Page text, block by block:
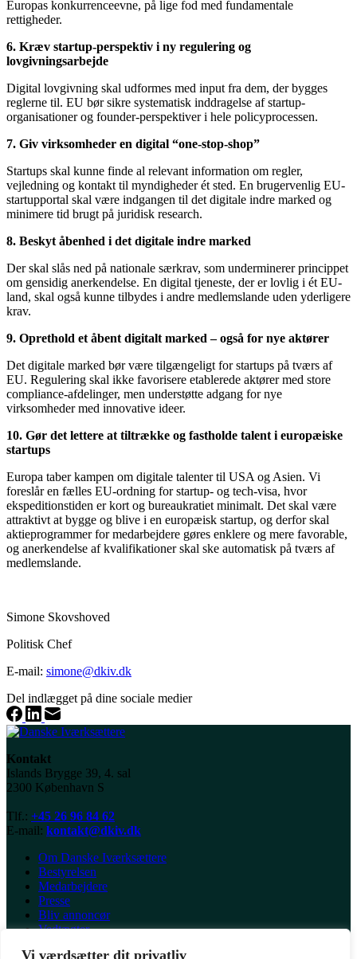
Vi værdsætter dit privatliv
Europas konkurrenceevne, på lige fod med fundamentale
rettigheder.
6. Kræv startup-perspektiv i ny regulering og
lovgivningsarbejde
Digital lovgivning skal udformes med input fra dem, der bygges
reglerne til. EU bør sikre systematisk inddragelse af startup-
organisationer og founder-perspektiver i hele policyprocessen.
7. Giv virksomheder en digital “one-stop-shop”
Startups skal kunne finde al relevant information om regler,
vejledning og kontakt til myndigheder ét sted. En brugervenlig EU-
startupportal skal være indgangen til det digitale indre marked og
minimere tid brugt på juridisk research.
8. Beskyt åbenhed i det digitale indre marked
Der skal slås ned på nationale særkrav, som underminerer princippet
om gensidig anerkendelse. En digital tjeneste, der er lovlig i ét EU-
land, skal også kunne tilbydes i andre medlemslande uden yderligere
krav.
9. Oprethold et åbent digitalt marked – også for nye aktører
Det digitale marked bør være tilgængeligt for startups på tværs af
EU. Regulering skal ikke favorisere etablerede aktører med store
compliance-afdelinger, men understøtte adgang for nye
virksomheder med innovative ideer.
10. Gør det lettere at tiltrække og fastholde talent i europæiske
startups
Europa taber kampen om digitale talenter til USA og Asien. Vi
foreslår en fælles EU-ordning for startup- og tech-visa, hvor
ekspeditionstiden er kort og bureaukratiet minimalt. Det skal være
attraktivt at bygge og blive i en europæisk startup, og derfor skal
aktieprogrammer for medarbejdere gøres enklere og mere favorable,
og anerkendelse af kvalifikationer skal ske automatisk på tværs af
medlemslande.
Simone Skovshoved
Politisk Chef
E-mail: simone@dkiv.dk
Del indlægget på dine sociale medier
Kontakt
Islands Brygge 39, 4. sal
2300 København S
Tlf.: +45 26 96 84 62
E-mail: kontakt@dkiv.dk
Om Danske Iværksættere
Bestyrelsen
Medarbejdere
Presse
Bliv annoncør
Vedtægter
Dansk politik